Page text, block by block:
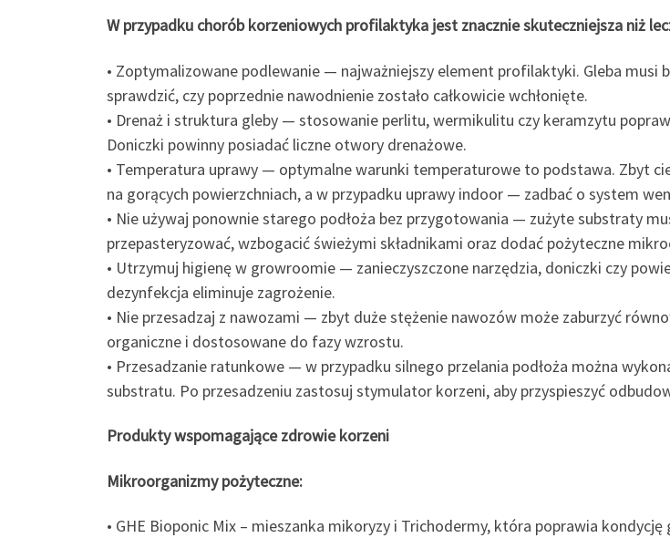
W przypadku chorób korzeniowych profilaktyka jest znacznie skuteczniejsza niż
• Zoptymalizowane podlewanie — najważniejszy element profilaktyki. Gleba
sprawdzić, czy poprzednie nawodnienie zostało całkowicie wchłonięte.
• Drenaż i struktura gleby — stosowanie perlitu, wermikulitu czy keramzytu
Doniczki powinny posiadać liczne otwory drenażowe.
• Temperatura uprawy — optymalne warunki temperaturowe to podstawa. Zbyt
na gorących powierzchniach, a w przypadku uprawy indoor — zadbać o system
• Nie używaj ponownie starego podłoża bez przygotowania — zużyte substraty
przepasteryzować, wzbogacić świeżymi składnikami oraz dodać pożyteczne
• Utrzymuj higienę w growroomie — zanieczyszczone narzędzia, doniczki czy
dezynfekcja eliminuje zagrożenie.
• Nie przesadzaj z nawozami — zbyt duże stężenie nawozów może zaburzyć
organiczne i dostosowane do fazy wzrostu.
• Przesadzanie ratunkowe — w przypadku silnego przelania podłoża można
substratu. Po przesadzeniu zastosuj stymulator korzeni, aby przyspieszyć
Produkty wspomagające zdrowie korzeni
Mikroorganizmy pożyteczne:
• GHE Bioponic Mix – mieszanka mikoryzy i Trichodermy, która poprawia